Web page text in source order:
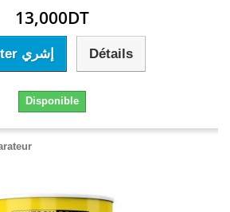
13,000DT
Ajouter إشري Détails
Disponible